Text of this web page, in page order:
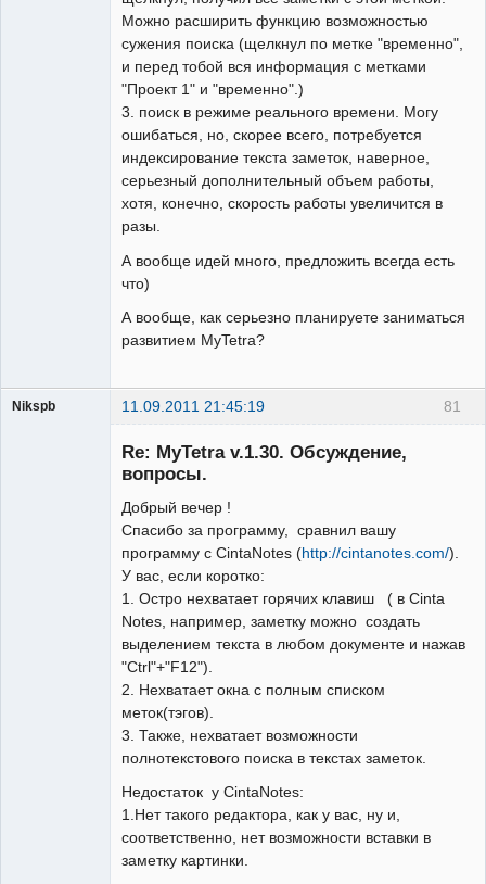
Можно расширить функцию возможностью
сужения поиска (щелкнул по метке "временно",
и перед тобой вся информация с метками
"Проект 1" и "временно".)
3. поиск в режиме реального времени. Могу
ошибаться, но, скорее всего, потребуется
индексирование текста заметок, наверное,
серьезный дополнительный объем работы,
хотя, конечно, скорость работы увеличится в
разы.
А вообще идей много, предложить всегда есть
что)
А вообще, как серьезно планируете заниматься
развитием MyTetra?
81
Nikspb 11.09.2011 21:45:19
Re: MyTetra v.1.30. Обсуждение,
вопросы.
Добрый вечер !
Спасибо за программу, сравнил вашу
программу с CintaNotes (http://cintanotes.com/).
У вас, если коротко:
1. Остро нехватает горячих клавиш ( в Cinta
Notes, например, заметку можно создать
выделением текста в любом документе и нажав
"Ctrl"+"F12").
2. Нехватает окна с полным списком
меток(тэгов).
3. Также, нехватает возможности
полнотекстового поиска в текстах заметок.
Недостаток у CintaNotes:
1.Нет такого редактора, как у вас, ну и,
соответственно, нет возможности вставки в
заметку картинки.